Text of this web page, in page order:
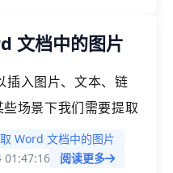
耗费我们大量的时
文档中的图片
入图片、文本、链
场景下我们需要提取
Word 文档中的图
图片都提取出来放
Word 文档中的图片
01:47:16
阅读更多